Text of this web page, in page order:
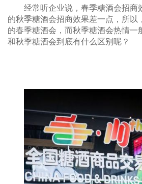
经常听企业说，春季糖酒会招商
的秋季糖酒会招商效果差一点，所以
的春季糖酒会，而秋季糖酒会热情一
和秋季糖酒会到底有什么区别呢？